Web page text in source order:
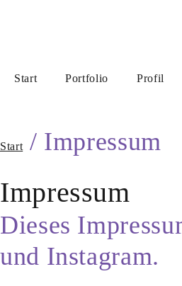
Start Portfolio Profil
Start/ Impressum
Impressum
Dieses
und Instagram.